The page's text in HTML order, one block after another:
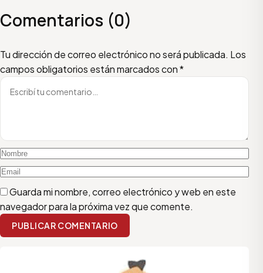
Comentarios (0)
Tu dirección de correo electrónico no será publicada. Los
campos obligatorios están marcados con*
Escribí tu comentario
Nombre
Email
Guarda mi nombre, correo electrónico y web en este
navegador para la próxima vez que comente.
PUBLICAR COMENTARIO